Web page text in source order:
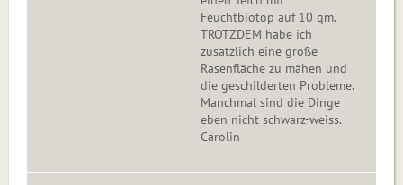
Feuchtbiotop auf 10 qm.
TROTZDEM habe ich
zusätzlich eine große
Rasenfläche zu mähen und
die geschilderten Probleme.
Manchmal sind die Dinge
eben nicht schwarz-weiss.
Carolin